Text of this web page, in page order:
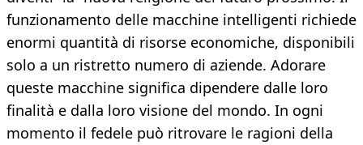
funzionamento delle macchine intelligenti richiede
enormi quantità di risorse economiche, disponibili
solo a un ristretto numero di aziende. Adorare
queste macchine significa dipendere dalle loro
finalità e dalla loro visione del mondo. In ogni
momento il fedele può ritrovare le ragioni della